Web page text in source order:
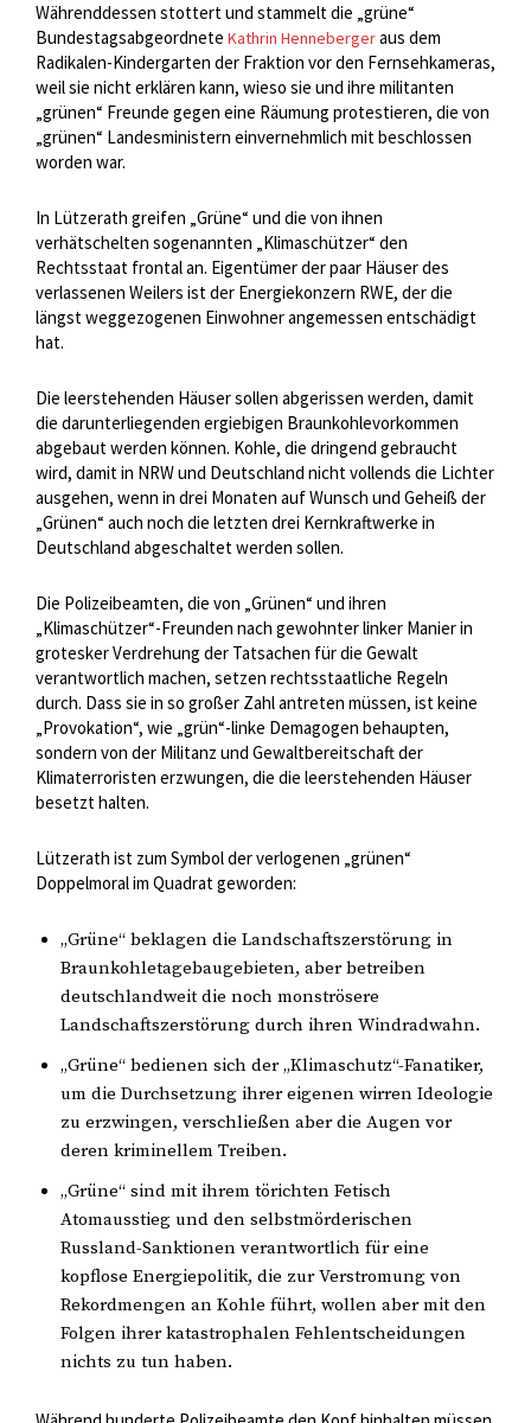
Währenddessen stottert und stammelt die „grüne“
Bundestagsabgeordnete Kathrin Hennebergeraus dem
Radikalen-Kindergarten der Fraktion vor den Fernsehkameras,
weil sie nicht erklären kann, wieso sie und ihre militanten
„grünen“ Freunde gegen eine Räumung protestieren, die von
„grünen“ Landesministern einvernehmlich mit beschlossen
worden war.
In Lützerath greifen „Grüne“ und die von ihnen
verhätschelten sogenannten „Klimaschützer“ den
Rechtsstaat frontal an. Eigentümer der paar Häuser des
verlassenen Weilers ist der Energiekonzern RWE, der die
längst weggezogenen Einwohner angemessen entschädigt
hat.
Die leerstehenden Häuser sollen abgerissen werden, damit
die darunterliegenden ergiebigen Braunkohlevorkommen
abgebaut werden können. Kohle, die dringend gebraucht
wird, damit in NRW und Deutschland nicht vollends die Lichter
ausgehen, wenn in drei Monaten auf Wunsch und Geheiß der
„Grünen“ auch noch die letzten drei Kernkraftwerke in
Deutschland abgeschaltet werden sollen.
Die Polizeibeamten, die von „Grünen“ und ihren
„Klimaschützer“-Freunden nach gewohnter linker Manier in
grotesker Verdrehung der Tatsachen für die Gewalt
verantwortlich machen, setzen rechtsstaatliche Regeln
durch. Dass sie in so großer Zahl antreten müssen, ist keine
„Provokation“, wie „grün“-linke Demagogen behaupten,
sondern von der Militanz und Gewaltbereitschaft der
Klimaterroristen erzwungen, die die leerstehenden Häuser
besetzt halten.
Lützerath ist zum Symbol der verlogenen „grünen“
Doppelmoral im Quadrat geworden:
„Grüne“ beklagen die Landschaftszerstörung in
Braunkohletagebaugebieten, aber betreiben
deutschlandweit die noch monströsere
Landschaftszerstörung durch ihren Windradwahn.
„Grüne“ bedienen sich der „Klimaschutz“-Fanatiker,
um die Durchsetzung ihrer eigenen wirren Ideologie
zu erzwingen, verschließen aber die Augen vor
deren kriminellem Treiben.
„Grüne“ sind mit ihrem törichten Fetisch
Atomausstieg und den selbstmörderischen
Russland-Sanktionen verantwortlich für eine
kopflose Energiepolitik, die zur Verstromung von
Rekordmengen an Kohle führt, wollen aber mit den
Folgen ihrer katastrophalen Fehlentscheidungen
nichts zu tun haben.